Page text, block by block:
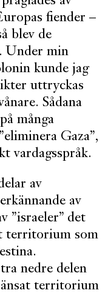
fiender –
blev de
Under min
kunde jag
uttryckas
Sådana
många
Gaza”,
vardagsspråk.
av
av
”israeler” det
territorium som
nedre delen
territorium